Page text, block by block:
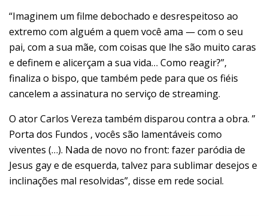
“Imaginem um filme debochado e desrespeitoso ao
extremo com alguém a quem você ama — com o seu
pai, com a sua mãe, com coisas que lhe são muito caras
e definem e alicerçam a sua vida… Como reagir?”,
finaliza o bispo, que também pede para que os fiéis
cancelem a assinatura no serviço de streaming.
O ator Carlos Vereza também disparou contra a obra. ”
Porta dos Fundos , vocês são lamentáveis como
viventes (…). Nada de novo no front: fazer paródia de
Jesus gay e de esquerda, talvez para sublimar desejos e
inclinações mal resolvidas”, disse em rede social.